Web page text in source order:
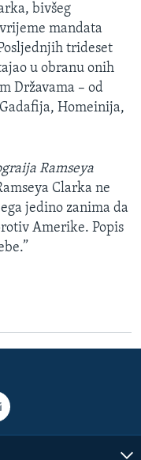
bivšeg
mandata
trideset
u obranu onih
Državama – od
Homeinija,
Ramseya
Clarka ne
jedino zanima da
Amerike. Popis